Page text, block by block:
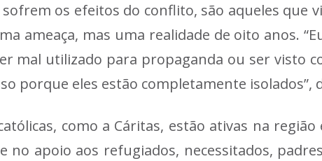
os efeitos do conflito, são aqueles que
ameaça, mas uma realidade de oito anos.
mal utilizado para propaganda ou ser visto
porque eles estão completamente isolados”,
como a Cáritas, estão ativas na
no apoio aos refugiados, necessitados,